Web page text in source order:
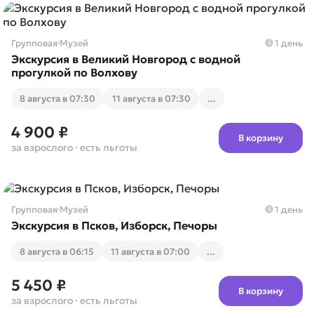
Групповая·Музей 1 день
Экскурсия в Великий Новгород с водной
прогулкой по Волхову
8 августа в 07:30 11 августа в 07:30 ...
4 900 ₽
за взрослого · есть льготы
В корзину
Групповая·Музей 1 день
Экскурсия в Псков, Изборск, Печоры
8 августа в 06:15 11 августа в 07:00 ...
5 450 ₽
за взрослого · есть льготы
В корзину